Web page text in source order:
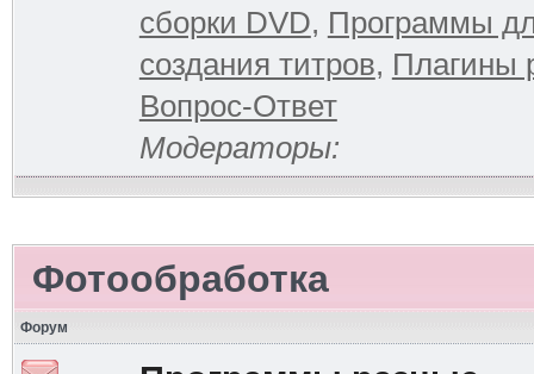
сборки DVD, Программы
создания титров, Плагины
Вопрос-Ответ
Модераторы:
Фотообработка
Форум